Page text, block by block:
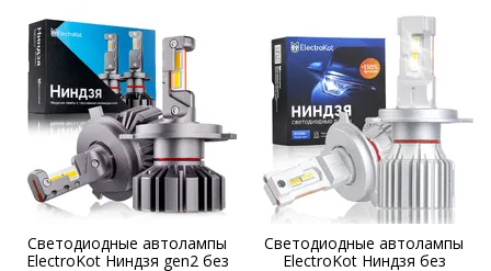
Светодиодные автолампы
ElectroKot Ниндзя gen2 без
Светодиодные автолампы
ElectroKot Ниндзя без